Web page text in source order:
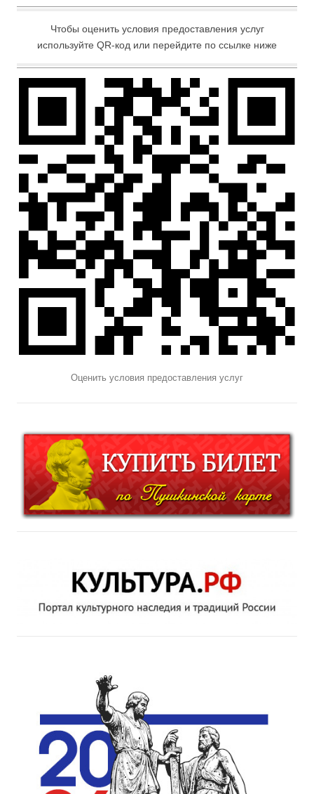
Чтобы оценить условия предоставления услуг
используйте QR-код или перейдите по ссылке ниже
Оценить условия предоставления услуг